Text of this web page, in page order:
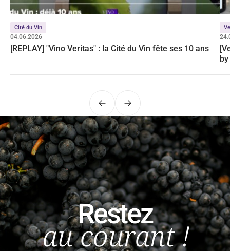
Cité du Vin
04.06.2026
[REPLAY] "Vino Veritas" : la Cité du Vin fête ses 10 ans
PrécédentSuivant
Restez
au courant !